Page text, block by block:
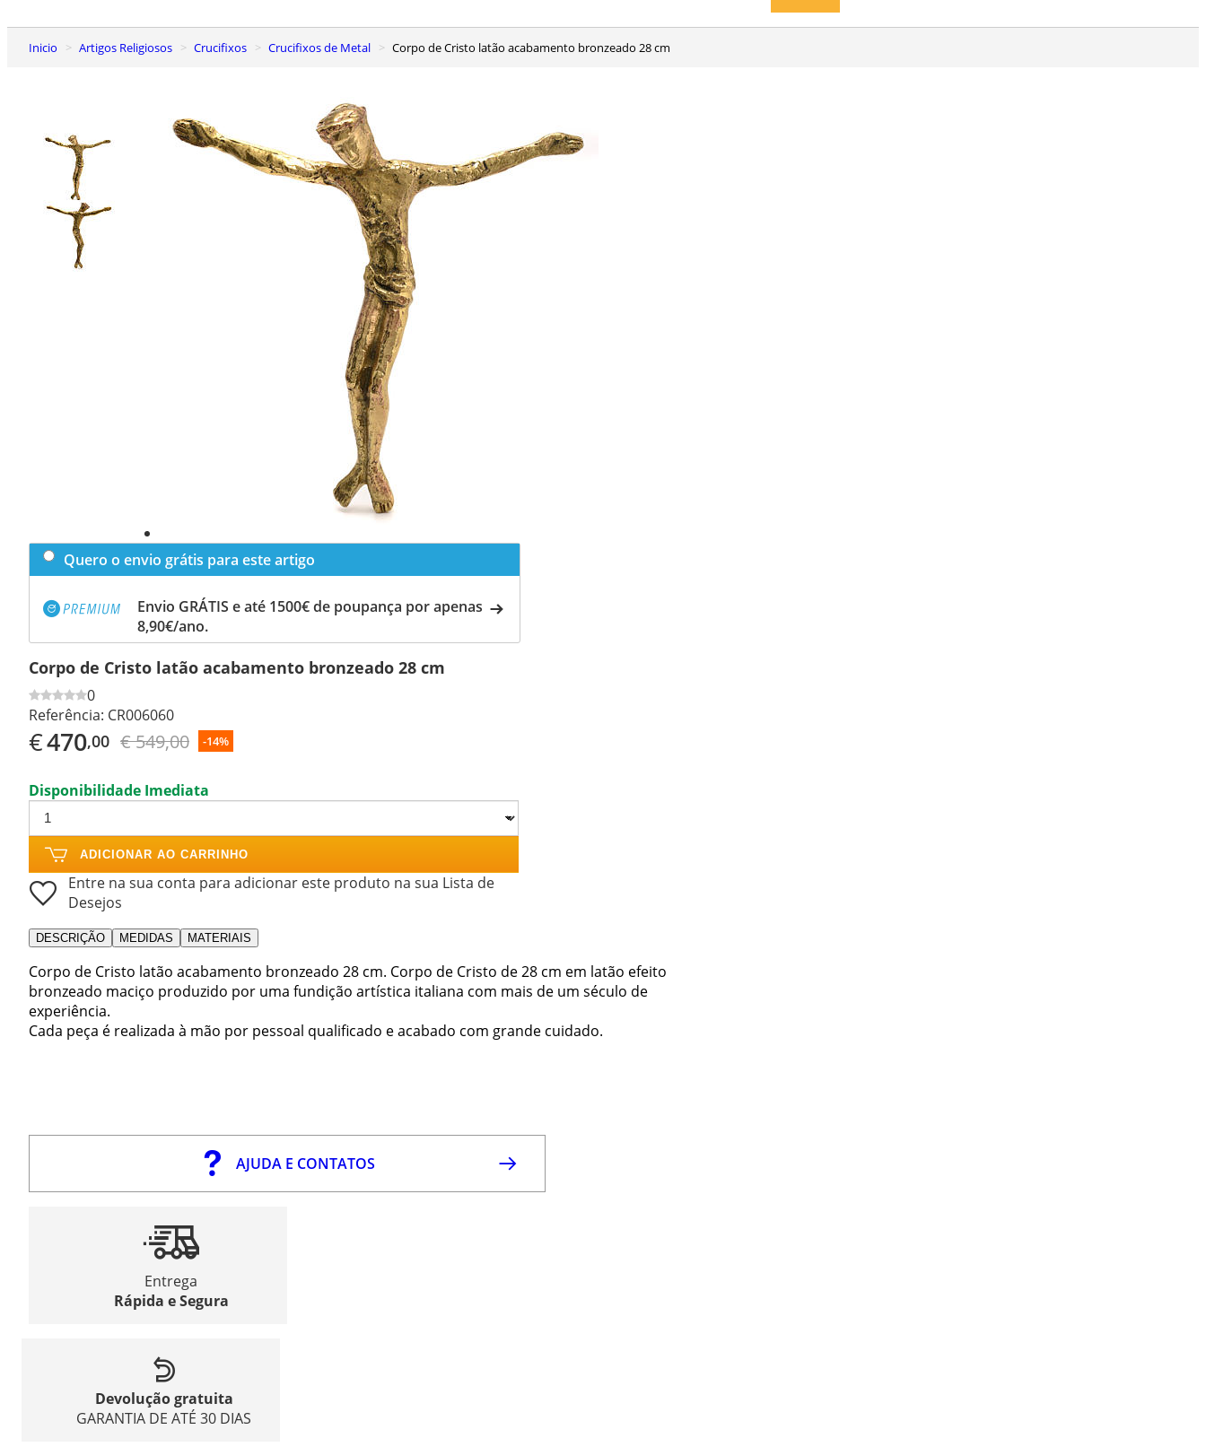
Inicio Artigos Religiosos Crucifixos Crucifixos de Metal Corpo de Cristo latão acabamento bronzeado 28 cm
Quero o envio grátis para este artigo
Envio GRÁTIS e até 1500€ de poupança por apenas
8,90€/ano.
Corpo de Cristo latão acabamento bronzeado 28 cm
0
Referência: CR006060
€470,00 € 549,00 -14%
Disponibilidade Imediata
ADICIONAR AO CARRINHO
Entre na sua conta para adicionar este produto na sua Lista de
Desejos
DESCRIÇÃO MEDIDAS MATERIAIS
Corpo de Cristo latão acabamento bronzeado 28 cm. Corpo de Cristo de 28 cm em latão efeito
bronzeado maciço produzido por uma fundição artística italiana com mais de um século de
experiência.
Cada peça é realizada à mão por pessoal qualificado e acabado com grande cuidado.
AJUDA E CONTATOS
Entrega
Rápida e Segura
Devolução gratuita
GARANTIA DE ATÉ 30 DIAS